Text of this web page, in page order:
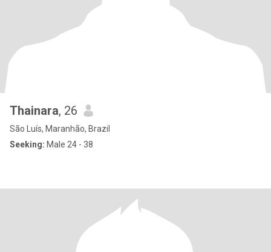
Thainara, 26
São Luís, Maranhão, Brazil
Seeking: Male 24 - 38